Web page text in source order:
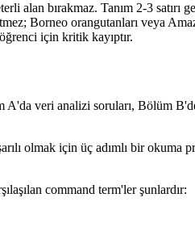
alan bırakmaz. Tanım 2-3 satırı
Borneo orangutanları veya
için kritik kayıptır.
A'da veri analizi soruları, Bölüm
olmak için üç adımlı bir okuma
command term'ler şunlardır: